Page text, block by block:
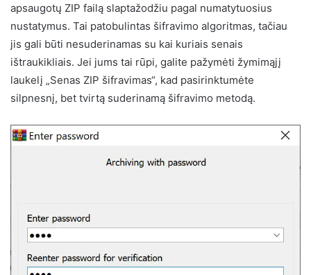
apsaugotų ZIP failą slaptažodžiu pagal numatytuosius
nustatymus. Tai patobulintas šifravimo algoritmas, tačiau
jis gali būti nesuderinamas su kai kuriais senais
ištraukikliais. Jei jums tai rūpi, galite pažymėti žymimąjį
laukelį „Senas ZIP šifravimas“, kad pasirinktumėte
silpnesnį, bet tvirtą suderinamą šifravimo metodą.